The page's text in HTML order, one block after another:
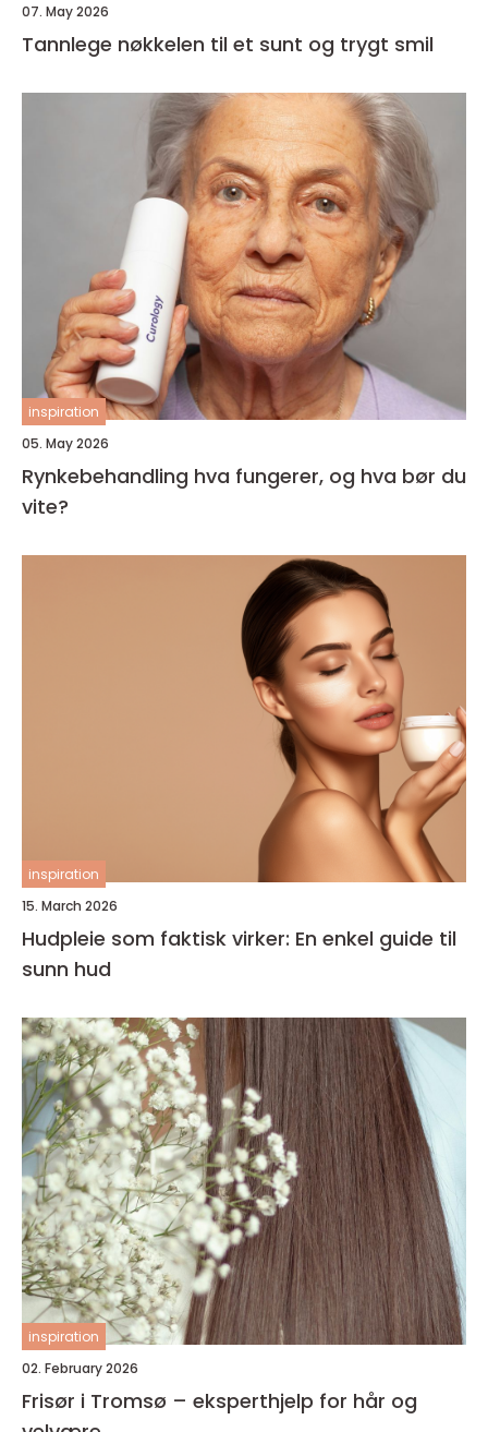
07. May 2026
Tannlege nøkkelen til et sunt og trygt smil
inspiration
05. May 2026
Rynkebehandling hva fungerer, og hva bør du
vite?
inspiration
15. March 2026
Hudpleie som faktisk virker: En enkel guide til
sunn hud
inspiration
02. February 2026
Frisør i Tromsø – eksperthjelp for hår og